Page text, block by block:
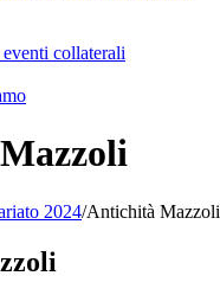
collaterali
2024/Antichità Mazzoli